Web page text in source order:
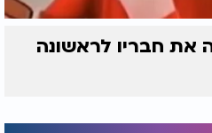
את חבריו לראשונה